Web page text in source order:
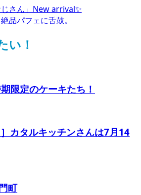
じさん」New arrival✨
品パフェに舌鼓。
い！
限定のケーキたち！
カタルキッチンさんは7月14
町